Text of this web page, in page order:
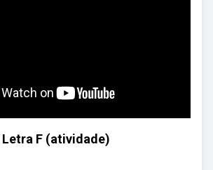
Letra F (atividade)